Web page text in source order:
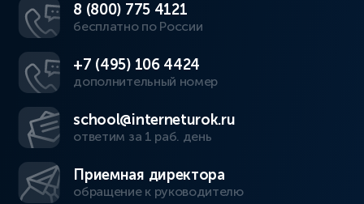
8 (800) 775 4121
бесплатно по России
+7 (495) 106 4424
дополнительный номер
school@interneturok.ru
ответим за 1 раб. день
Приемная директора
обращение к руководителю